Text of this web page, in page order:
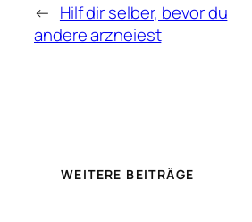
← Hilf dir selber, bevor du
andere arzneiest
WEITERE BEITRÄGE